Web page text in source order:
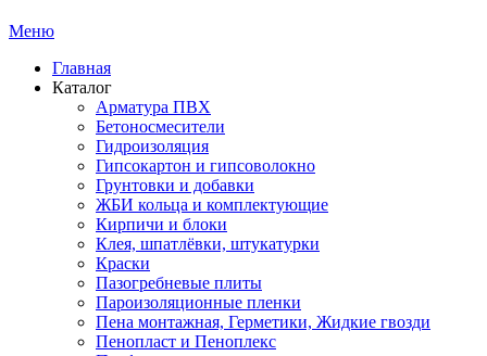
Меню
Главная
Каталог
Арматура ПВХ
Бетоносмесители
Гидроизоляция
Гипсокартон и гипсоволокно
Грунтовки и добавки
ЖБИ кольца и комплектующие
Кирпичи и блоки
Клея, шпатлёвки, штукатурки
Краски
Пазогребневые плиты
Пароизоляционные пленки
Пена монтажная, Герметики, Жидкие гвозди
Пенопласт и Пеноплекс